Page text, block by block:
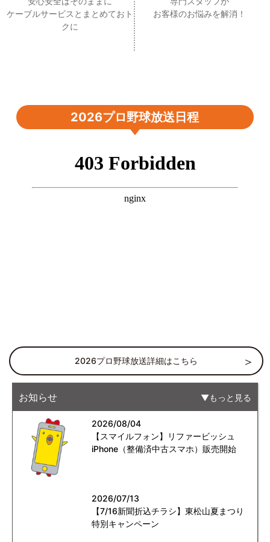
ケーブルサービスとまとめておト
クに
お客様のお悩みを解消！
2026プロ野球放送日程
2026プロ野球放送詳細はこちら
お知らせ もっと見る
2026/08/04
【スマイルフォン】リファービッシュ
iPhone（整備済中古スマホ）販売開始
2026/07/13
【7/16新聞折込チラシ】東松山夏まつり
特別キャンペーン